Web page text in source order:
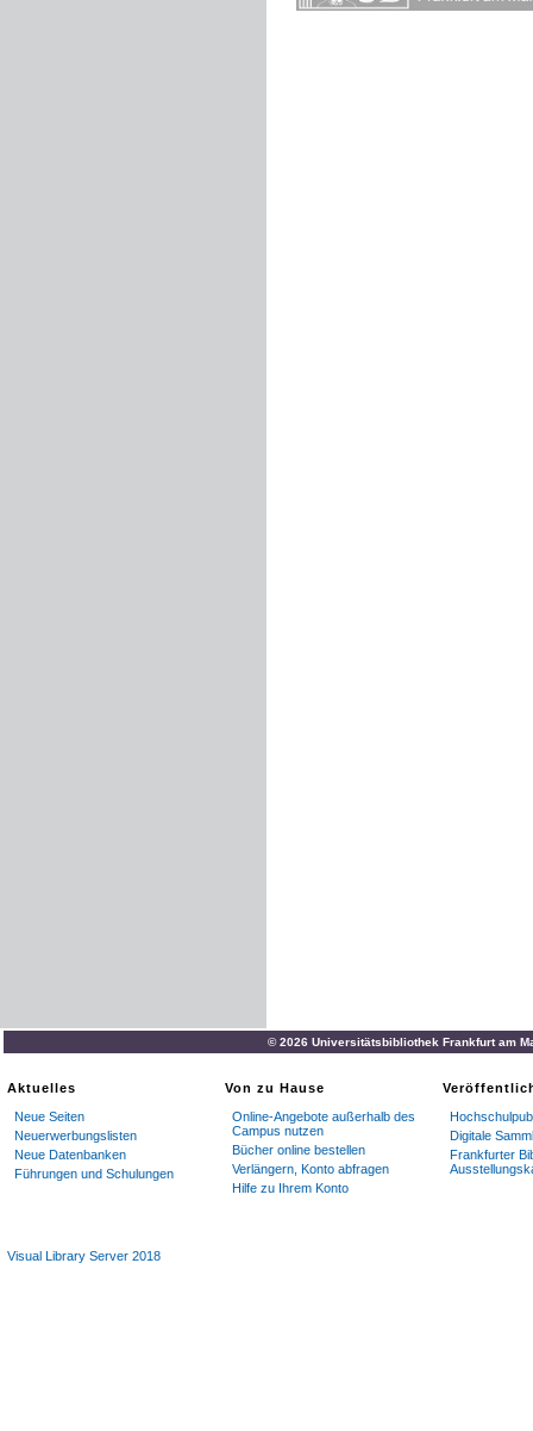
© 2026 Universitätsbibliothek Frankfurt am
Aktuelles
Neue Seiten
Neuerwerbungslisten
Neue Datenbanken
Führungen und Schulungen
Von zu Hause
Online-Angebote außerhalb des
Campus nutzen
Bücher online bestellen
Verlängern, Konto abfragen
Hilfe zu Ihrem Konto
Digitale
Frankfurter
Visual Library Server 2018